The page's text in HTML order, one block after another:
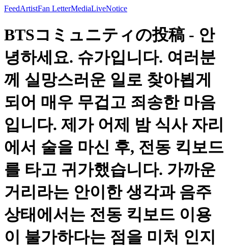
FeedArtistFan LetterMediaLiveNotice
BTSコミュニティの投稿 - 안
녕하세요. 슈가입니다. 여러분
께 실망스러운 일로 찾아뵙게
되어 매우 무겁고 죄송한 마음
입니다. 제가 어제 밤 식사 자리
에서 술을 마신 후, 전동 킥보드
를 타고 귀가했습니다. 가까운
거리라는 안이한 생각과 음주
상태에서는 전동 킥보드 이용
이 불가하다는 점을 미처 인지